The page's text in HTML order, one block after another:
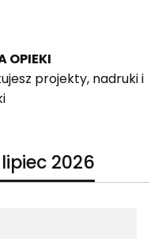
OPIEKI
projekty, nadruki i
2026